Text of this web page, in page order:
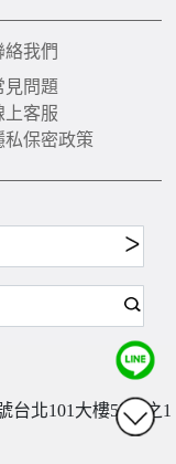
絡我們
見問題
上客服
私保密政策
台北101大樓57樓之1